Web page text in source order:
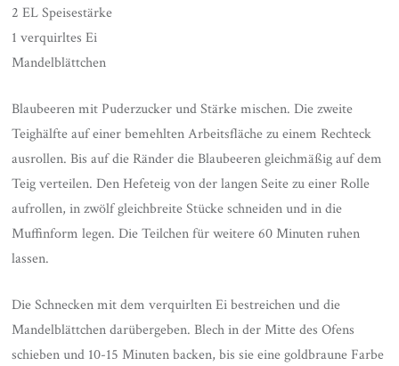
2 EL Speisestärke
1 verquirltes Ei
Mandelblättchen
Blaubeeren mit Puderzucker und Stärke mischen. Die zweite
Teighälfte auf einer bemehlten Arbeitsfläche zu einem Rechteck
ausrollen. Bis auf die Ränder die Blaubeeren gleichmäßig auf dem
Teig verteilen. Den Hefeteig von der langen Seite zu einer Rolle
aufrollen, in zwölf gleichbreite Stücke schneiden und in die
Muffinform legen. Die Teilchen für weitere 60 Minuten ruhen
lassen.
Die Schnecken mit dem verquirlten Ei bestreichen und die
Mandelblättchen darübergeben. Blech in der Mitte des Ofens
schieben und 10-15 Minuten backen, bis sie eine goldbraune Farbe